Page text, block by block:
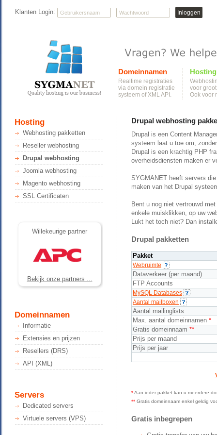
Klanten Login:
Domeinnamen
Realtime registraties
via domein registratie
systeem of XML API.
Hosting
voor
Ook voor
Hosting
Webhosting pakketten
Reseller webhosting
Drupal webhosting
Joomla webhosting
Magento webhosting
SSL Certificaten
Willekeurige partner
Bekijk onze partners ...
Domeinnamen
Informatie
Extensies en prijzen
Resellers (DRS)
API (XML)
Servers
Dedicated servers
Virtuele servers (VPS)
Drupal webhosting
Drupal is een Content
systeem laat u toe om,
Drupal is een krachtig PHP
overheidsdiensten maken er
SYGMANET heeft servers
maken van het Drupal
Bent u nog niet vertrouwd
enkele muisklikken, op uw
Lukt het toch niet? Dan
Drupal pakketten
Pakket
Webruimte
Dataverkeer (per maand)
FTP Accounts
MySQL Databases
Aantal mailboxen
Aantal mailinglists
Max. aantal domeinnamen *
Gratis domeinnaam **
Prijs per maand
Prijs per jaar
*Aan ieder pakket kan u meerdere
** Gratis domeinnaam enkel geldig
Gratis inbegrepen